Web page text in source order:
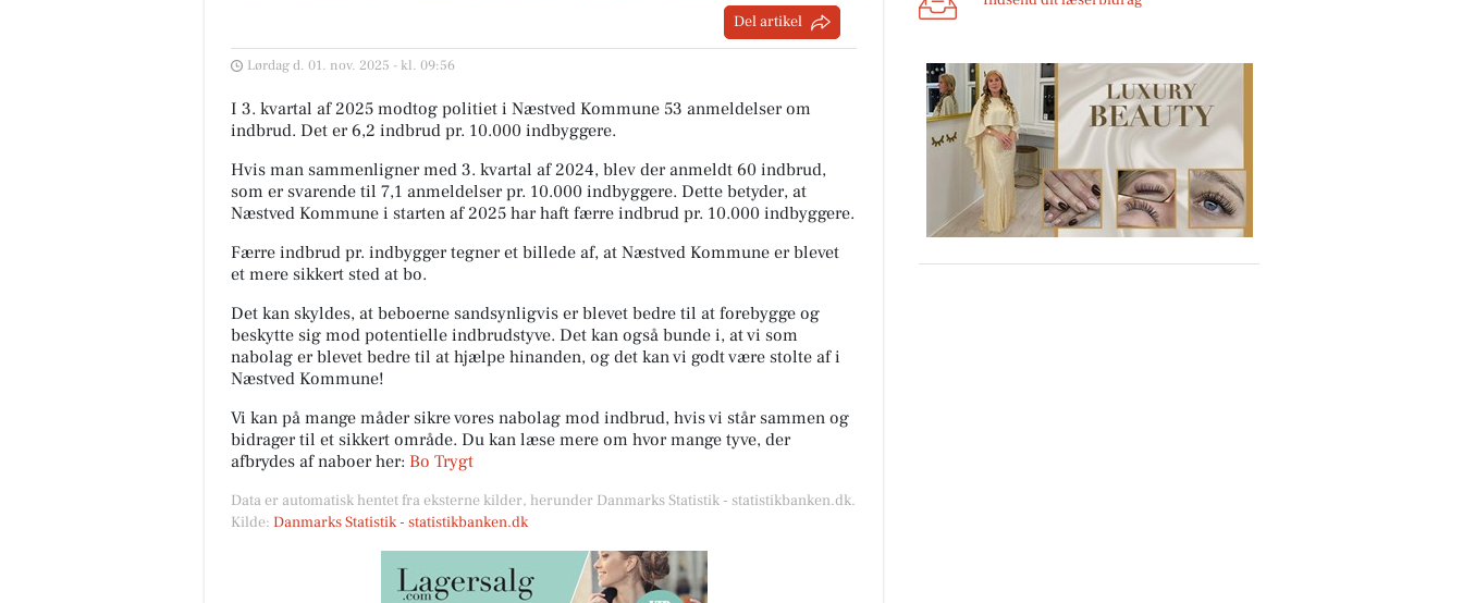
Del artikel
Lørdag d. 01. nov. 2025 - kl. 09:56
I 3. kvartal af 2025 modtog politiet i Næstved Kommune 53 anmeldelser om
indbrud. Det er 6,2 indbrud pr. 10.000 indbyggere.
Hvis man sammenligner med 3. kvartal af 2024, blev der anmeldt 60 indbrud,
som er svarende til 7,1 anmeldelser pr. 10.000 indbyggere. Dette betyder, at
Næstved Kommune i starten af 2025 har haft færre indbrud pr. 10.000 indbyggere.
Færre indbrud pr. indbygger tegner et billede af, at Næstved Kommune er blevet
et mere sikkert sted at bo.
Det kan skyldes, at beboerne sandsynligvis er blevet bedre til at forebygge og
beskytte sig mod potentielle indbrudstyve. Det kan også bunde i, at vi som
nabolag er blevet bedre til at hjælpe hinanden, og det kan vi godt være stolte af i
Næstved Kommune!
Vi kan på mange måder sikre vores nabolag mod indbrud, hvis vi står sammen og
bidrager til et sikkert område. Du kan læse mere om hvor mange tyve, der
afbrydes af naboer her: Bo Trygt
Data er automatisk hentet fra eksterne kilder, herunder Danmarks Statistik - statistikbanken.dk.
Kilde: Danmarks Statistik - statistikbanken.dk